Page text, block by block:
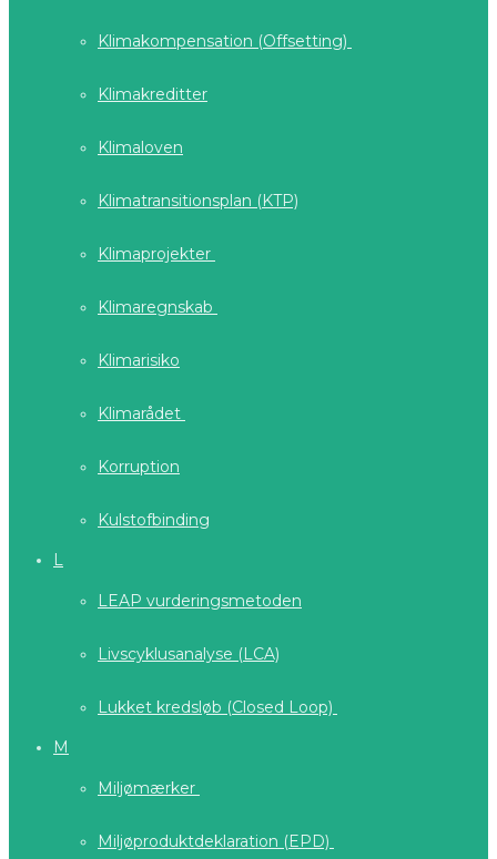
Klimakompensation (Offsetting)
Klimakreditter
Klimaloven
Klimatransitionsplan (KTP)
Klimaprojekter
Klimaregnskab
Klimarisiko
Klimarådet
Korruption
Kulstofbinding
L
LEAP vurderingsmetoden
Livscyklusanalyse (LCA)
Lukket kredsløb (Closed Loop)
M
Miljømærker
Miljøproduktdeklaration (EPD)